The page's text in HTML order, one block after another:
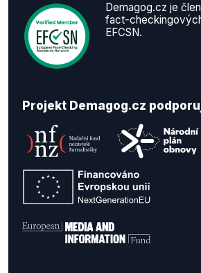
Demagog.cz je
fact-
EFCSN.
Projekt Demagog.cz